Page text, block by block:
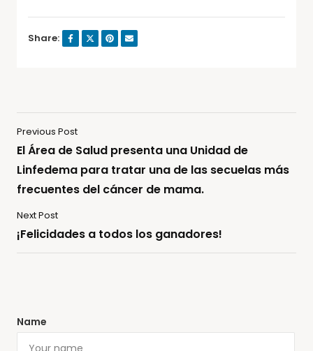
Share:
Previous Post
El Área de Salud presenta una Unidad de
Linfedema para tratar una de las secuelas más
frecuentes del cáncer de mama.
Next Post
¡Felicidades a todos los ganadores!
Name